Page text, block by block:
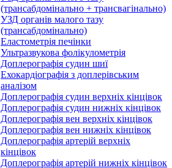
(трансабдомінально + трансвагінально)
УЗД органів малого тазу
(трансабдомінально)
Еластометрія печінки
Ультразвукова фолікулометрія
Доплерографія судин шиї
Ехокардіографія з доплерівським
аналізом
Доплерографія судин верхніх кінцівок
Доплерографія судин нижніх кінцівок
Доплерографія вен верхніх кінцівок
Доплерографія вен нижніх кінцівок
Доплерографія артерій верхніх
кінцівок
Доплерографія артерій нижніх кінцівок